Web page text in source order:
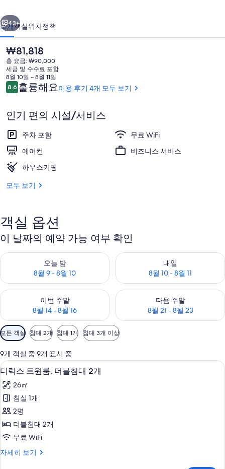
포
제
주
의
사
갤
러
리
산 전망
다음
43+
소개객실위치정책
현
재
가
격
은
₩81,818
₩81,818
총 요금: ₩90,000
세금 및 수수료 포함
8월 10일 ~ 8월 11일
이
용
기
8.610점 만점 중 8.6점.
훌륭해요이용 후기 4개 모두 보기
인기 편의 시설/서비스
주차 포함
무료 WiFi
에어컨
비즈니스 서비스
하우스키핑
모두 보기
객실 옵션
이 날짜의 예약 가능 여부 확인
오늘 밤
8월 9 - 8월 10
오늘 밤 예약 가능 여부 확인, 8월 9 - 8월 10
내일
8월 10 - 8월 11
내일 예약 가능 여부 확인, 8월
이번 주말
8월 14 - 8월 16
이번 주말 예약 가능 여부 확인, 8월 14 - 8월 16
다음 주말
8월 21 - 8월 23
다음 주말 예약 가능 여부 확인
객
실
에
사
용
가
능
한
터
모든 객실 침대 2개 침대 1개 침대 3개 이상
9개 객실 중 9개 표시 중
디
럭
스
트
윈
룸,
블
5
디럭스 트윈룸, 더블침대 2개
26㎡
침실 1개
2명
더블침대 2개
무료 WiFi
자세히 보기
디